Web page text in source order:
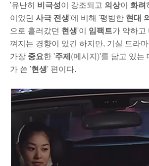
'유난히 비극성이 강조되고 의상이 화려
이었던 사극 전생'에 비해 '평범한 현대
으로 흘러갔던 현생'이 임팩트가 약하고
껴지는 경향이 있긴 하지만, 기실 드라
가장 중요한 '주제 (메시지 )'를 담고 있는
가 쓴 '현생' 편이다.